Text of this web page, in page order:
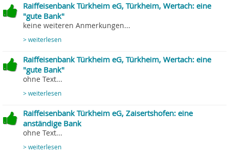
Raiffeisenbank Türkheim eG, Türkheim, Wertach: eine
"gute Bank"
keine weiteren Anmerkungen...
> weiterlesen
Raiffeisenbank Türkheim eG, Türkheim, Wertach: eine
"gute Bank"
ohne Text...
> weiterlesen
Raiffeisenbank Türkheim eG, Zaisertshofen: eine
anständige Bank
ohne Text...
> weiterlesen